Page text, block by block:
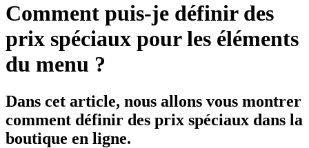
Comment puis-je définir des
prix spéciaux pour les éléments
du menu ?
Dans cet article, nous allons vous montrer
comment définir des prix spéciaux dans la
boutique en ligne.